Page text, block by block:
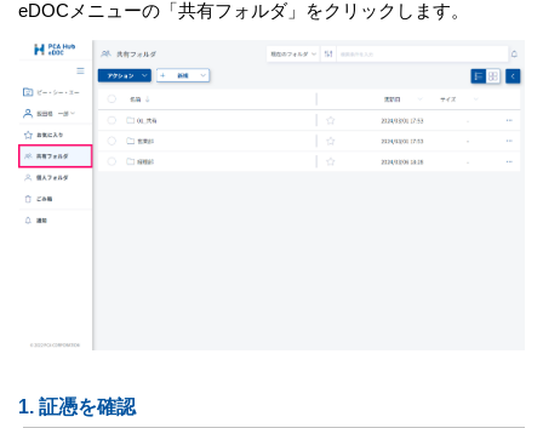
eDOCメニューの「共有フォルダ」をクリックします。
1. 証憑を確認